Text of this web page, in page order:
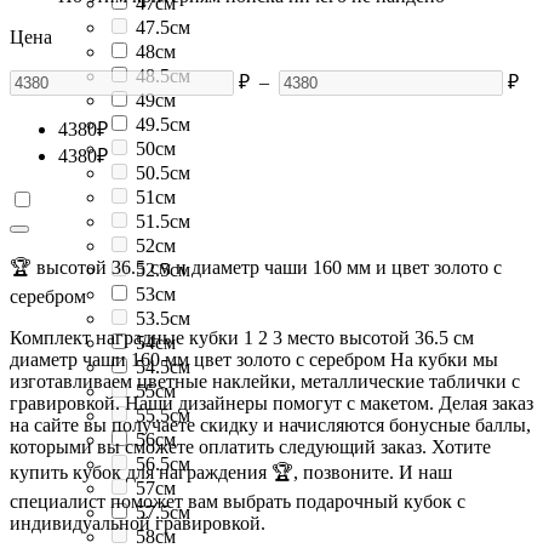
47.5см
48см
48.5см
49см
49.5см
50см
50.5см
51см
51.5см
52см
52.5см
53см
53.5см
54см
54.5см
55см
55.5см
56см
56.5см
57см
57.5см
58см
Цена
₽ – ₽
4380₽
4380₽
🏆 высотой 36.5 см и диаметр чаши 160 мм и цвет золото с
серебром
Комплект наградные кубки 1 2 3 место высотой 36.5 см
диаметр чаши 160 мм цвет золото с серебром На кубки мы
изготавливаем цветные наклейки, металлические таблички с
гравировкой. Наши дизайнеры помогут с макетом. Делая заказ
на сайте вы получаете скидку и начисляются бонусные баллы,
которыми вы сможете оплатить следующий заказ. Хотите
купить кубок для награждения 🏆, позвоните. И наш
специалист поможет вам выбрать подарочный кубок с
индивидуальной гравировкой.